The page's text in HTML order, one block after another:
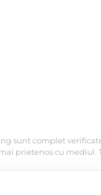
sunt complet
prietenos cu mediul.